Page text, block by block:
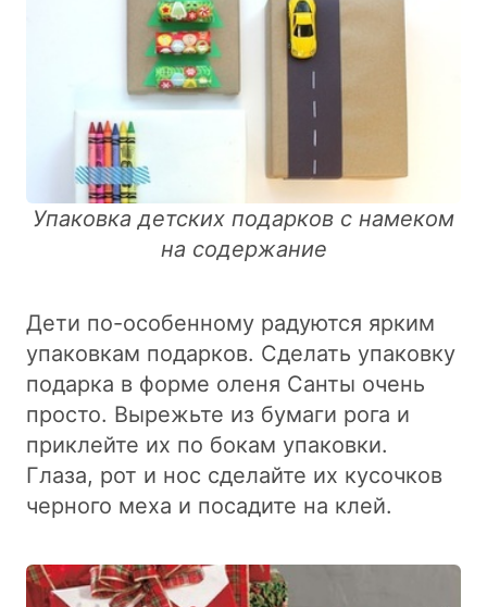
Упаковка детских подарков с намеком
на содержание
Дети по-особенному радуются ярким
упаковкам подарков. Сделать упаковку
подарка в форме оленя Санты очень
просто. Вырежьте из бумаги рога и
приклейте их по бокам упаковки.
Глаза, рот и нос сделайте их кусочков
черного меха и посадите на клей.